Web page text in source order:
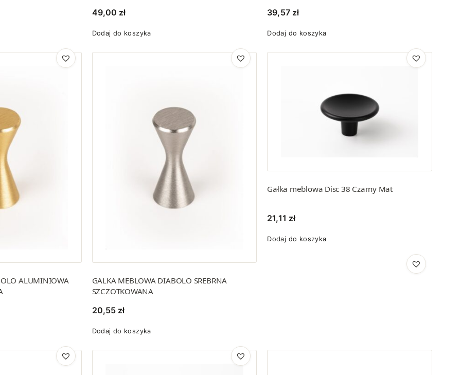
49,00 zł
Dodaj do koszyka
39,57 zł
Dodaj do koszyka
ALUMINIOWA
GALKA MEBLOWA DIABOLO SREBRNA
SZCZOTKOWANA
20,55 zł
Dodaj do koszyka
Gałka meblowa Disc 38 Czarny Mat
21,11 zł
Dodaj do koszyka